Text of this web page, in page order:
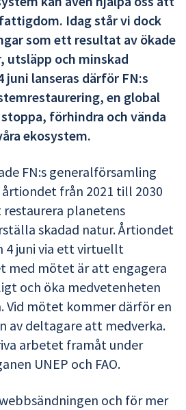
Idag står vi dock
som ett resultat av ökade
och minskad
juni lanseras därför FN:s
en global
förhindra och vända
ekosystem.
FN:s generalförsamling
från 2021 till 2030
planetens
skadad natur. Årtiondet
4 juni via ett virtuellt
med mötet är att engagera
och öka medvetenheten
Vid mötet kommer därför en
av deltagare att medverka.
arbetet framåt under
UNEP och FAO.
och för mer